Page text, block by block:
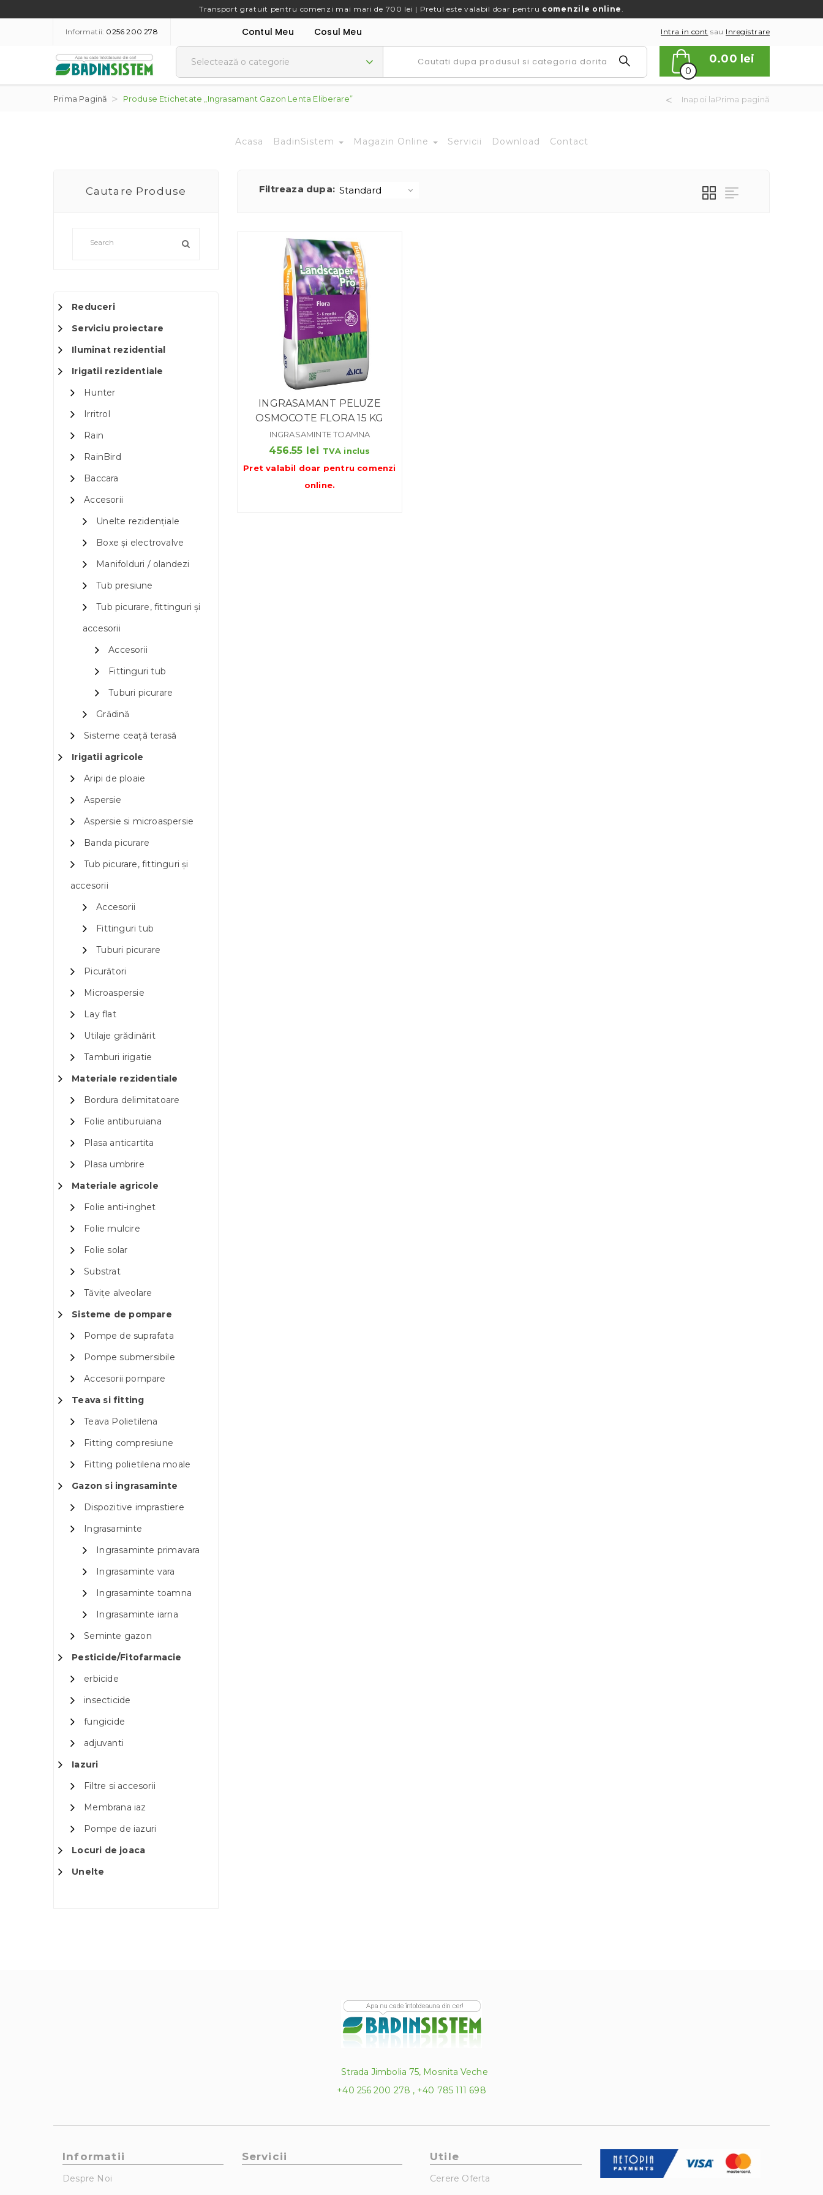
Transport gratuit pentru comenzi mai mari de 700 lei | Pretul este valabil doar pentru comenzile online.
Informatii: 0256 200 278 Contul Meu Cosul Meu Intra in cont sau Inregistrare
0
0.00 lei
Prima Pagină Produse Etichetate „ingrasamant Gazon Lenta Eliberare” Inapoi laPrima pagină
Acasa BadinSistem Magazin Online Servicii Download Contact
Cautare Produse
Reduceri
Serviciu proiectare
Iluminat rezidential
Irigatii rezidentiale
Hunter
Irritrol
Rain
RainBird
Baccara
Accesorii
Unelte rezidențiale
Boxe și electrovalve
Manifolduri / olandezi
Tub presiune
Tub picurare, fittinguri și
accesorii
Accesorii
Fittinguri tub
Tuburi picurare
Grădină
Sisteme ceață terasă
Irigatii agricole
Aripi de ploaie
Aspersie
Aspersie si microaspersie
Banda picurare
Tub picurare, fittinguri și
accesorii
Accesorii
Fittinguri tub
Tuburi picurare
Picurători
Microaspersie
Lay flat
Utilaje grădinărit
Tamburi irigatie
Materiale rezidentiale
Bordura delimitatoare
Folie antiburuiana
Plasa anticartita
Plasa umbrire
Materiale agricole
Folie anti-inghet
Folie mulcire
Folie solar
Substrat
Tăvițe alveolare
Sisteme de pompare
Pompe de suprafata
Pompe submersibile
Accesorii pompare
Teava si fitting
Teava Polietilena
Fitting compresiune
Fitting polietilena moale
Gazon si ingrasaminte
Dispozitive imprastiere
Ingrasaminte
Ingrasaminte primavara
Ingrasaminte vara
Ingrasaminte toamna
Ingrasaminte iarna
Seminte gazon
Pesticide/Fitofarmacie
erbicide
insecticide
fungicide
adjuvanti
Iazuri
Filtre si accesorii
Membrana iaz
Pompe de iazuri
Locuri de joaca
Unelte
Filtreaza dupa:
INGRASAMANT PELUZE
OSMOCOTE FLORA 15 KG
INGRASAMINTE TOAMNA
456.55 lei TVA inclus
Pret valabil doar pentru comenzi
online.
Strada Jimbolia 75, Mosnita Veche
+40 256 200 278 , +40 785 111 698
Informatii
Despre Noi
Servicii Utile
Cerere Oferta